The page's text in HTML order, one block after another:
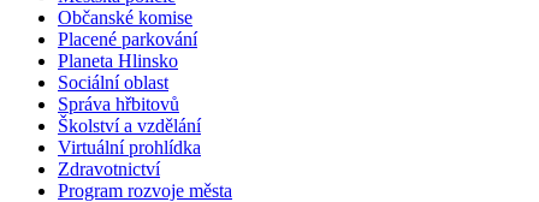
Občanské komise
Placené parkování
Planeta Hlinsko
Sociální oblast
Správa hřbitovů
Školství a vzdělání
Virtuální prohlídka
Zdravotnictví
Program rozvoje města